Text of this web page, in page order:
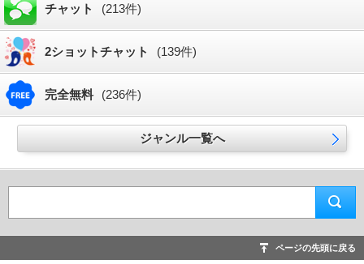
チャット (213件)
2ショットチャット (139件)
完全無料 (236件)
ジャンル一覧へ
ページの先頭に戻る